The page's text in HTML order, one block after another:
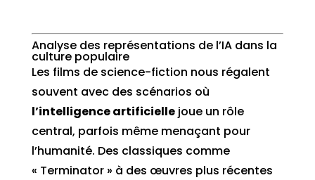
Analyse des représentations de l’IA dans la
culture populaire
Les films de science-fiction nous régalent
souvent avec des scénarios où
l’intelligence artificiellejoue un rôle
central, parfois même menaçant pour
l’humanité. Des classiques comme
« Terminator » à des œuvres plus récentes